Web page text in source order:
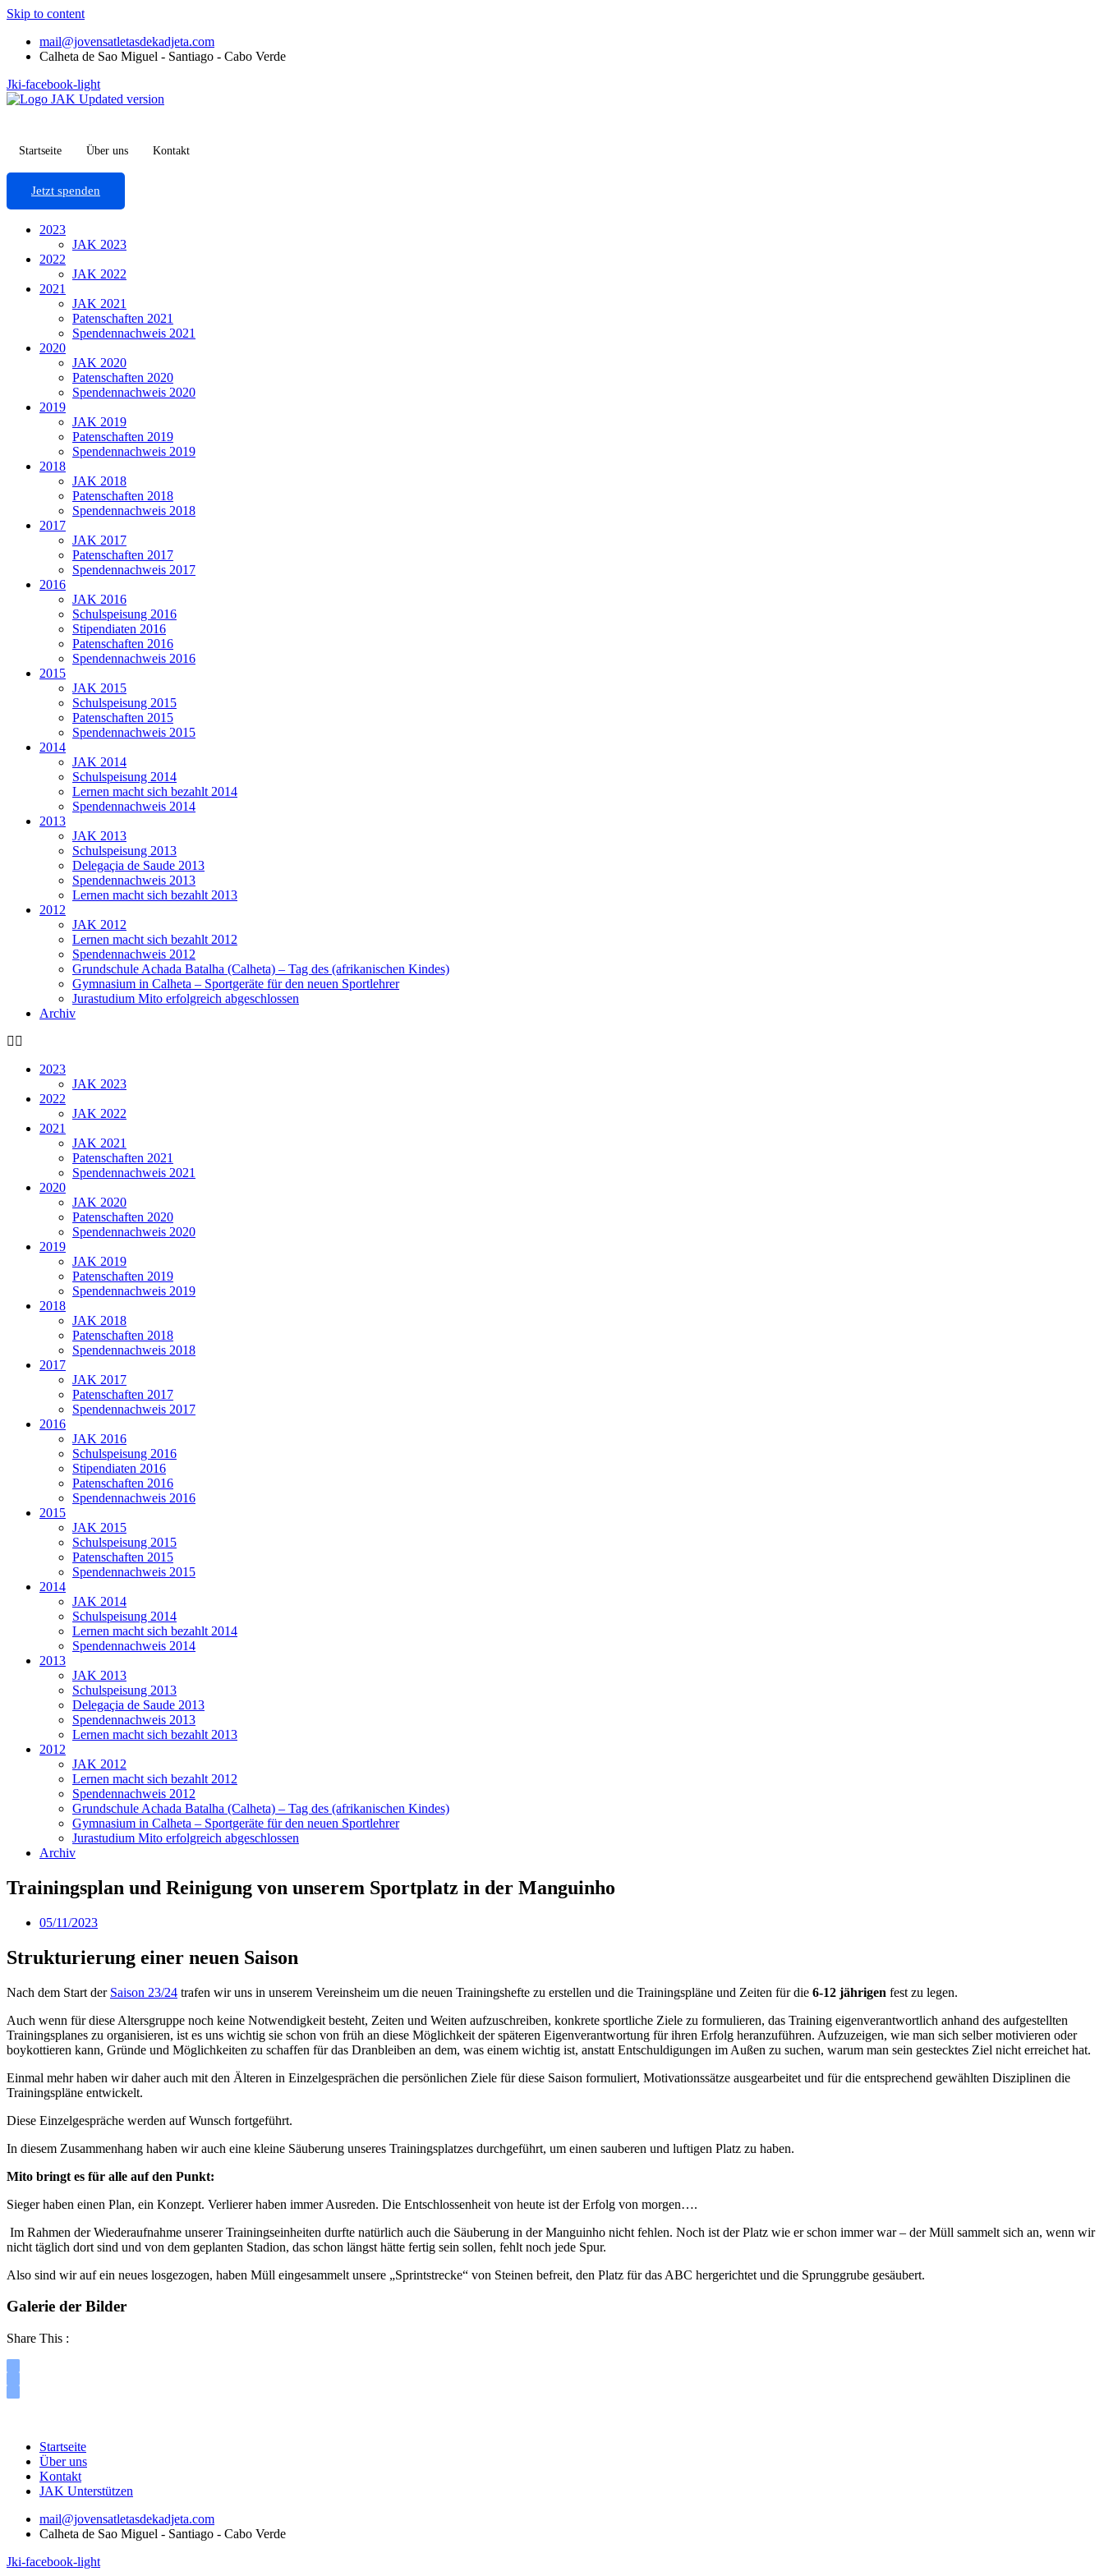
Skip to content
mail@jovensatletasdekadjeta.com
Calheta de Sao Miguel - Santiago - Cabo Verde
Jki-facebook-light
Startseite Über uns Kontakt
Jetzt spenden
2023
JAK 2023
2022
JAK 2022
2021
JAK 2021
Patenschaften 2021
Spendennachweis 2021
2020
JAK 2020
Patenschaften 2020
Spendennachweis 2020
2019
JAK 2019
Patenschaften 2019
Spendennachweis 2019
2018
JAK 2018
Patenschaften 2018
Spendennachweis 2018
2017
JAK 2017
Patenschaften 2017
Spendennachweis 2017
2016
JAK 2016
Schulspeisung 2016
Stipendiaten 2016
Patenschaften 2016
Spendennachweis 2016
2015
JAK 2015
Schulspeisung 2015
Patenschaften 2015
Spendennachweis 2015
2014
JAK 2014
Schulspeisung 2014
Lernen macht sich bezahlt 2014
Spendennachweis 2014
2013
JAK 2013
Schulspeisung 2013
Delegaçia de Saude 2013
Spendennachweis 2013
Lernen macht sich bezahlt 2013
2012
JAK 2012
Lernen macht sich bezahlt 2012
Spendennachweis 2012
Grundschule Achada Batalha (Calheta) – Tag des (afrikanischen Kindes)
Gymnasium in Calheta – Sportgeräte für den neuen Sportlehrer
Jurastudium Mito erfolgreich abgeschlossen
Archiv
2023
JAK 2023
2022
JAK 2022
2021
JAK 2021
Patenschaften 2021
Spendennachweis 2021
2020
JAK 2020
Patenschaften 2020
Spendennachweis 2020
2019
JAK 2019
Patenschaften 2019
Spendennachweis 2019
2018
JAK 2018
Patenschaften 2018
Spendennachweis 2018
2017
JAK 2017
Patenschaften 2017
Spendennachweis 2017
2016
JAK 2016
Schulspeisung 2016
Stipendiaten 2016
Patenschaften 2016
Spendennachweis 2016
2015
JAK 2015
Schulspeisung 2015
Patenschaften 2015
Spendennachweis 2015
2014
JAK 2014
Schulspeisung 2014
Lernen macht sich bezahlt 2014
Spendennachweis 2014
2013
JAK 2013
Schulspeisung 2013
Delegaçia de Saude 2013
Spendennachweis 2013
Lernen macht sich bezahlt 2013
2012
JAK 2012
Lernen macht sich bezahlt 2012
Spendennachweis 2012
Grundschule Achada Batalha (Calheta) – Tag des (afrikanischen Kindes)
Gymnasium in Calheta – Sportgeräte für den neuen Sportlehrer
Jurastudium Mito erfolgreich abgeschlossen
Archiv
Trainingsplan und Reinigung von unserem Sportplatz in der Manguinho
05/11/2023
Strukturierung einer neuen Saison
Nach dem Start der Saison 23/24 trafen wir uns in unserem Vereinsheim um die neuen Trainingshefte zu erstellen und die Trainingspläne und Zeiten für die 6-12 jährigen fest zu legen.
Auch wenn für diese Altersgruppe noch keine Notwendigkeit besteht, Zeiten und Weiten aufzuschreiben, konkrete sportliche Ziele zu formulieren, das Training eigenverantwortlich anhand des aufgestellten
Trainingsplanes zu organisieren, ist es uns wichtig sie schon von früh an diese Möglichkeit der späteren Eigenverantwortung für ihren Erfolg heranzuführen. Aufzuzeigen, wie man sich selber motivieren oder
boykottieren kann, Gründe und Möglichkeiten zu schaffen für das Dranbleiben an dem, was einem wichtig ist, anstatt Entschuldigungen im Außen zu suchen, warum man sein gestecktes Ziel nicht erreichet hat.
Einmal mehr haben wir daher auch mit den Älteren in Einzelgesprächen die persönlichen Ziele für diese Saison formuliert, Motivationssätze ausgearbeitet und für die entsprechend gewählten Disziplinen die
Trainingspläne entwickelt.
Diese Einzelgespräche werden auf Wunsch fortgeführt.
In diesem Zusammenhang haben wir auch eine kleine Säuberung unseres Trainingsplatzes durchgeführt, um einen sauberen und luftigen Platz zu haben.
Mito bringt es für alle auf den Punkt:
Sieger haben einen Plan, ein Konzept. Verlierer haben immer Ausreden. Die Entschlossenheit von heute ist der Erfolg von morgen….
Im Rahmen der Wiederaufnahme unserer Trainingseinheiten durfte natürlich auch die Säuberung in der Manguinho nicht fehlen. Noch ist der Platz wie er schon immer war – der Müll sammelt sich an, wenn wir
nicht täglich dort sind und von dem geplanten Stadion, das schon längst hätte fertig sein sollen, fehlt noch jede Spur.
Also sind wir auf ein neues losgezogen, haben Müll eingesammelt unsere „Sprintstrecke“ von Steinen befreit, den Platz für das ABC hergerichtet und die Sprunggrube gesäubert.
Galerie der Bilder
Share This :
Startseite
Über uns
Kontakt
JAK Unterstützen
mail@jovensatletasdekadjeta.com
Calheta de Sao Miguel - Santiago - Cabo Verde
Jki-facebook-light